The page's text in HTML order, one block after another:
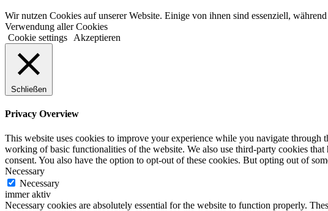
Wir nutzen Cookies auf unserer Website. Einige von ihnen sind essenziell,
Verwendung aller Cookies
Cookie settings
Akzeptieren
Schließen
Privacy Overview
This website uses cookies to improve your experience while you navigate through
working of basic functionalities of the website. We also use third-party cookies
consent. You also have the option to opt-out of these cookies. But opting out of
Necessary
Necessary
immer aktiv
Necessary cookies are absolutely essential for the website to function properly.